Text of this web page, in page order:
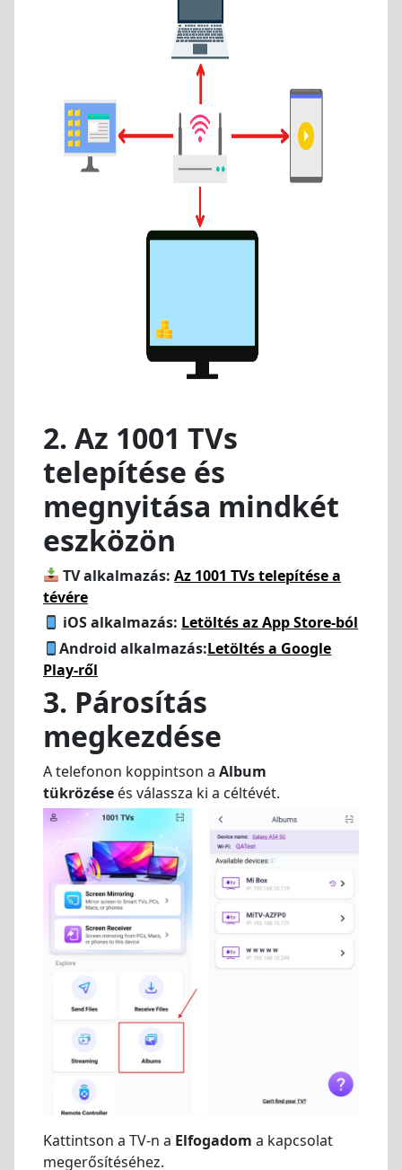
2. Az 1001 TVs
telepítése és
megnyitása mindkét
eszközön
TV alkalmazás: Az 1001 TVs telepítése a
tévére
iOS alkalmazás: Letöltés az App Store-ból
Android alkalmazás:Letöltés a Google
Play-ről
3. Párosítás
megkezdése
A telefonon koppintson a Album
tükrözése és válassza ki a céltévét.
Kattintson a TV-n a Elfogadom a kapcsolat
megerősítéséhez.